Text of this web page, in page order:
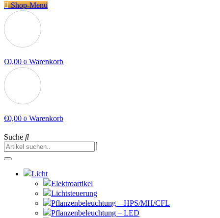
Shop-Menü
€0,00 0 Warenkorb
€0,00 0 Warenkorb
Suche
Licht
Elektroartikel
Lichtsteuerung
Pflanzenbeleuchtung – HPS/MH/CFL
Pflanzenbeleuchtung – LED